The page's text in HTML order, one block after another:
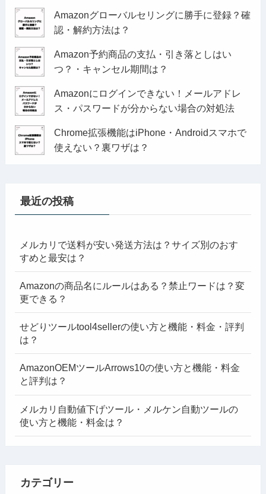
Amazonグローバルセリングに勝手に登録？確
認・解約方法は？
Amazon予約商品の支払・引き落としはい
つ？・キャンセル期間は？
Amazonにログインできない！メールアドレ
ス・パスワードが分からない場合の対処法
Chrome拡張機能はiPhone・Androidスマホで
使えない？裏ワザは？
最近の投稿
メルカリで送料が安い発送方法は？サイズ別のおす
すめと最安は？
Amazonの商品名にルールはある？禁止ワードは？変
更できる？
せどりツールtool4sellerの使い方と機能・料金・評判
は？
AmazonOEMツールArrows10の使い方と機能・料金
と評判は？
メルカリ自動値下げツール・メルケン自動ツールの
使い方と機能・料金は？
カテゴリー